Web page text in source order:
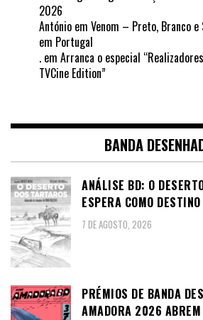
2026
António em Venom – Preto, Branco
em Portugal
. em Arranca o especial
TVCine Edition”
BANDA
ANÁLISE BD: O
ESPERA COMO DESTINO
7 DE AGOSTO, 2026
PRÉMIOS DE BANDA
AMADORA 2026 ABREM